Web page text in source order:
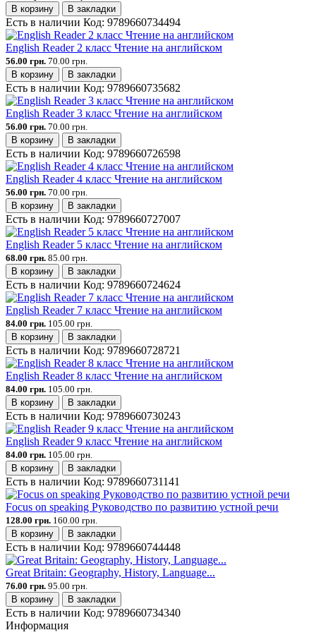
В корзину
В закладки
Есть в наличии Код: 9789660734494
English Reader 2 класс Чтение на английском
56.00 грн. 70.00 грн.
В корзину
В закладки
Есть в наличии Код: 9789660735682
English Reader 3 класс Чтение на английском
56.00 грн. 70.00 грн.
В корзину
В закладки
Есть в наличии Код: 9789660726598
English Reader 4 класс Чтение на английском
56.00 грн. 70.00 грн.
В корзину
В закладки
Есть в наличии Код: 9789660727007
English Reader 5 класс Чтение на английском
68.00 грн. 85.00 грн.
В корзину
В закладки
Есть в наличии Код: 9789660724624
English Reader 7 класс Чтение на английском
84.00 грн. 105.00 грн.
В корзину
В закладки
Есть в наличии Код: 9789660728721
English Reader 8 класс Чтение на английском
84.00 грн. 105.00 грн.
В корзину
В закладки
Есть в наличии Код: 9789660730243
English Reader 9 класс Чтение на английском
84.00 грн. 105.00 грн.
В корзину
В закладки
Есть в наличии Код: 9789660731141
Focus on speaking Руководство по развитию устной речи
128.00 грн. 160.00 грн.
В корзину
В закладки
Есть в наличии Код: 9789660744448
Great Britain: Geography, History, Language...
76.00 грн. 95.00 грн.
В корзину
В закладки
Есть в наличии Код: 9789660734340
Информация